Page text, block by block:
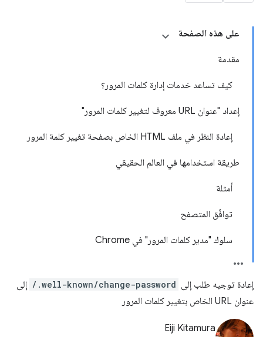
على هذه الصفحة
مقدمة
كيف تساعد خدمات إدارة كلمات المرور؟
إعداد "عنوان URL معروف لتغيير كلمات المرور"
إعادة النظر في ملف HTML الخاص بصفحة تغيير كلمة المرور
طريقة استخدامها في العالم الحقيقي
أمثلة
توافُق المتصفح
سلوك "مدير كلمات المرور" في Chrome
إعادة توجيه طلب إلى /.well-known/change-password إلى
عنوان URL الخاص بتغيير كلمات المرور
Eiji Kitamura